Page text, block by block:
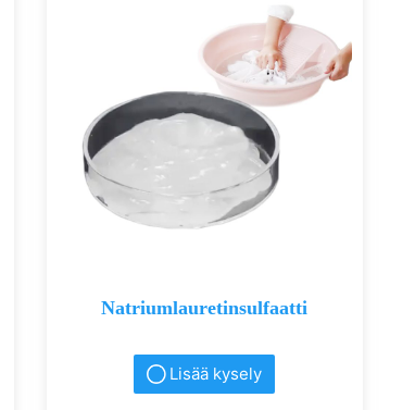
Natriumlauretinsulfaatti
Lisää kysely